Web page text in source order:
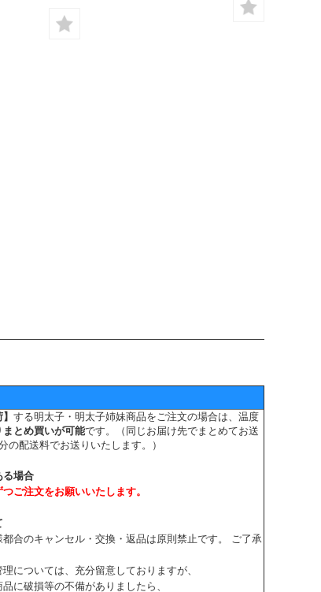
する明太子・明太子姉妹商品をご注文の場合は、 温度
まとめ買いが可能です。（同じお届け先でまとめてお送
の配送料でお送りいたします。）
場合
ご注文をお願いいたします。
合のキャンセル・交換・返品は原則禁止です。 ご了承
については、充分留意しておりますが、
に破損等の不備がありましたら、